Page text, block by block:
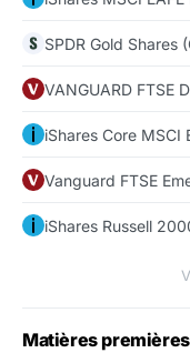
SPDR Gold Shares
VANGUARD FTSE
iShares Core MSCI
Vanguard FTSE
iShares Russell
Matières